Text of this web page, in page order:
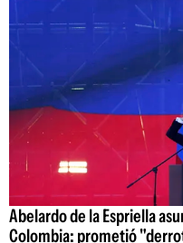
Abelardo de la Espriella
Colombia: prometió